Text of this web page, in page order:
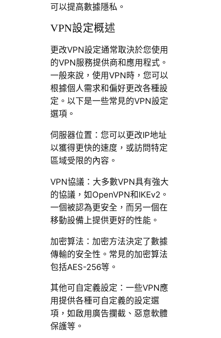
可以提高數據隱私。
VPN設定概述
更改VPN設定通常取決於您使用
的VPN服務提供商和應用程式。
一般來說，使用VPN時，您可以
根據個人需求和偏好更改各種設
定。以下是一些常見的VPN設定
選項。
伺服器位置：您可以更改IP地址
以獲得更快的速度，或訪問特定
區域受限的內容。
VPN協議：大多數VPN具有強大
的協議，如OpenVPN和IKEv2。
一個被認為更安全，而另一個在
移動設備上提供更好的性能。
加密算法：加密方法決定了數據
傳輸的安全性。常見的加密算法
包括AES-256等。
其他可自定義設定：一些VPN應
用提供各種可自定義的設定選
項，如啟用廣告攔截、惡意軟體
保護等。